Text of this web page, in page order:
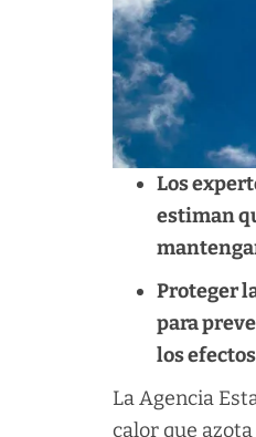
Los
estiman
Proteger
para
los
La Agencia
calor que